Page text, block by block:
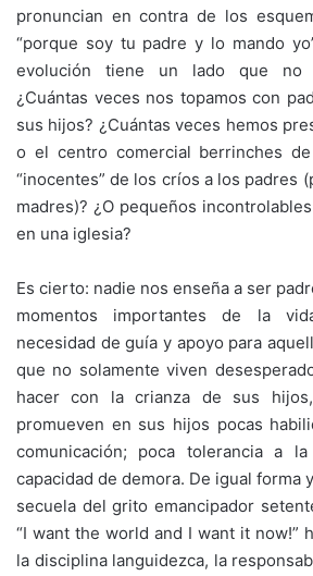
pronuncian en contra de los
“porque soy tu padre y lo mando
evolución tiene un lado que no
¿Cuántas veces nos topamos con
sus hijos? ¿Cuántas veces hemos
o el centro comercial berrinches de
“inocentes” de los críos a los padres
madres)? ¿O pequeños
en una iglesia?
Es cierto: nadie nos enseña a ser
momentos importantes de la
necesidad de guía y apoyo para
que no solamente viven
hacer con la crianza de sus
promueven en sus hijos pocas
comunicación; poca tolerancia a
capacidad de demora. De igual forma
secuela del grito emancipador
“I want the world and I want it now!”
la disciplina languidezca, la